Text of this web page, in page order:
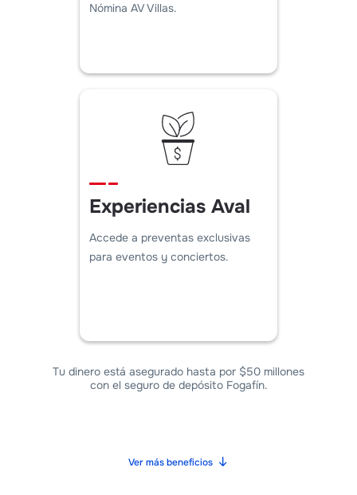
Nómina AV Villas.
Experiencias Aval
Accede a preventas exclusivas
para eventos y conciertos.
Tu dinero está asegurado hasta por $50 millones
con el seguro de depósito Fogafín.
Ver más beneficios